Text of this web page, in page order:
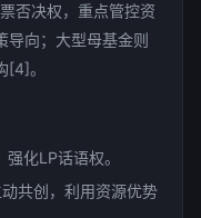
否决权，重点管控资
向；大型母基金则
[4]。
化LP话语权。
共创，利用资源优势